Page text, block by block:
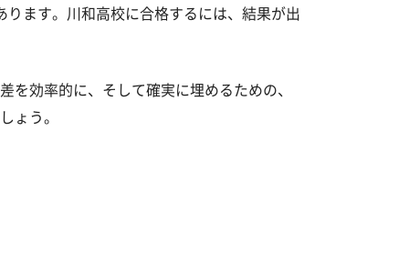
ます。川和高校に合格するには、結果が出
効率的に、そして確実に埋めるための、
ょう。